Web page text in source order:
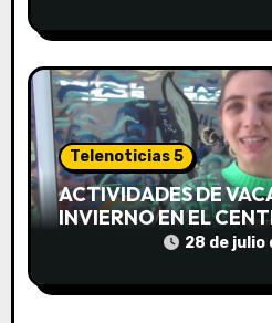
a
s
Telenoticias 5
ACTIVIDADES DE
INVIERNO EN EL
COMUNITARIO EL
28 de julio